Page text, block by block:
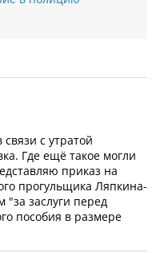
с утратой
Где ещё такое могли
приказ на
прогульщика Ляпкина-
заслуги перед
пособия в размере